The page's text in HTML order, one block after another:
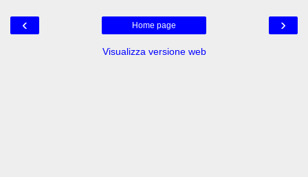
‹ ›
Home page
Visualizza versione web